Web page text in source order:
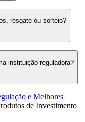
menores de 16
resgate ou sorteio?
o cliente deverá
ICATU
instituição reguladora?
e Melhores
de Investimento